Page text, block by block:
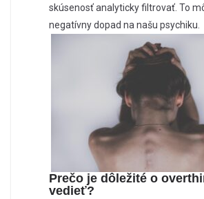
skúsenosť analyticky filtrovať. To
negatívny dopad na našu psychiku.
Prečo je dôležité o
vedieť?